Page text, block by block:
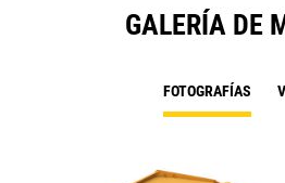
GALERÍA DE
FOTOGRAFÍAS